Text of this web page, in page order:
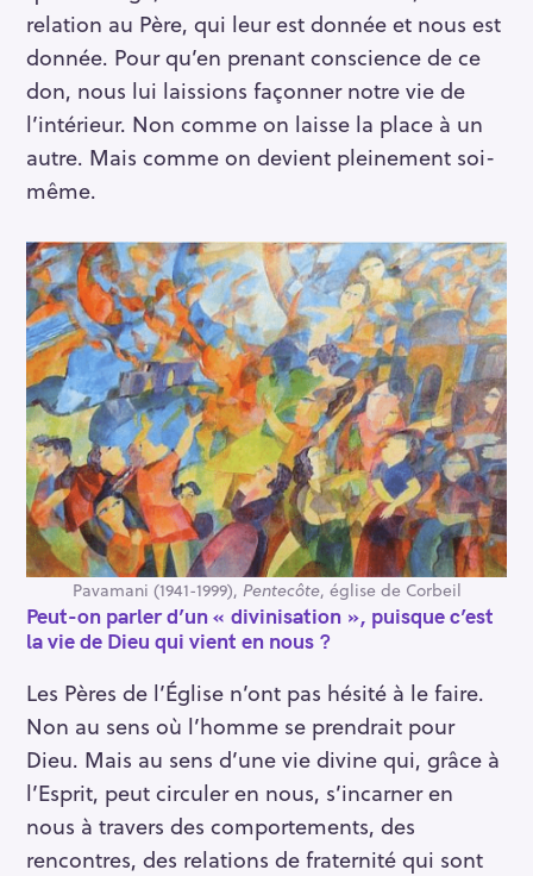
relation au Père, qui leur est donnée et nous est
donnée. Pour qu’en prenant conscience de ce
don, nous lui laissions façonner notre vie de
l’intérieur. Non comme on laisse la place à un
autre. Mais comme on devient pleinement soi-
même.
Pavamani (1941-1999), Pentecôte, église de Corbeil
Peut-on parler d’un « divinisation », puisque c’est
la vie de Dieu qui vient en nous ?
Les Pères de l’Église n’ont pas hésité à le faire.
Non au sens où l’homme se prendrait pour
Dieu. Mais au sens d’une vie divine qui, grâce à
l’Esprit, peut circuler en nous, s’incarner en
nous à travers des comportements, des
rencontres, des relations de fraternité qui sont